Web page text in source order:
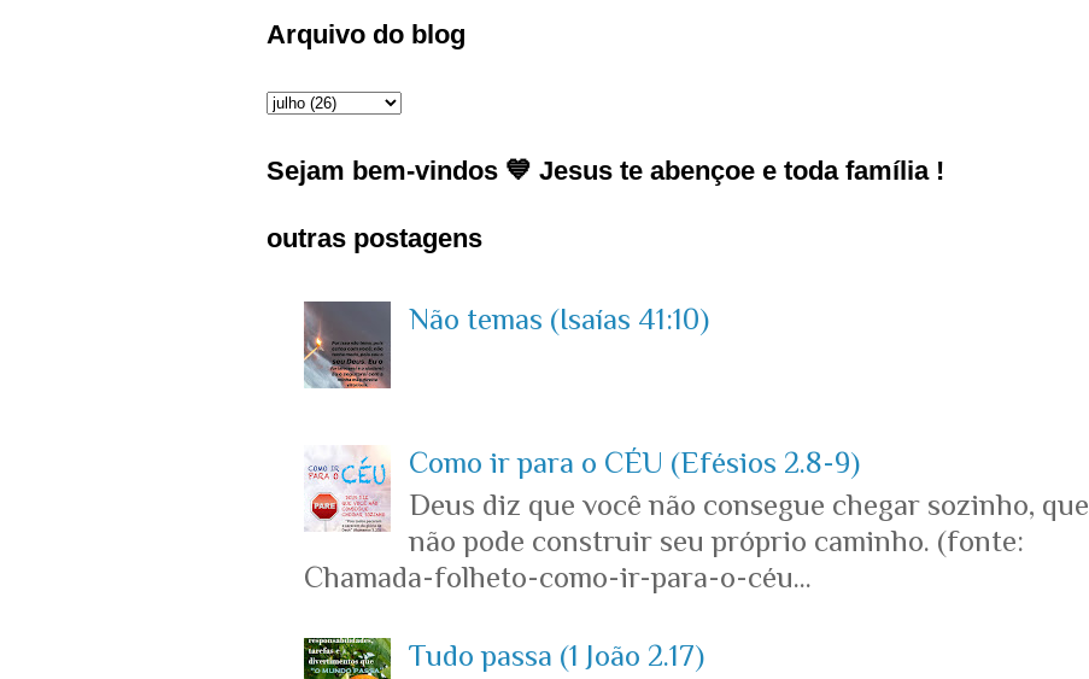
Arquivo do blog
Sejam bem-vindos 💙 Jesus te abençoe e toda família !
outras postagens
Não temas (Isaías 41:10)
Como ir para o CÉU (Efésios 2.8-9)
Deus diz que você não consegue chegar sozinho, que
não pode construir seu próprio caminho. (fonte:
Chamada-folheto-como-ir-para-o-céu...
Tudo passa (1 João 2.17)